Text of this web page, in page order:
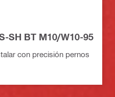
SH BT M10/W10-95
con precisión pernos